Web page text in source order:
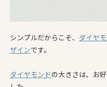
シンプルだからこそ、 ダイヤ
ザインです。
ダイヤモンドの大きさは、お